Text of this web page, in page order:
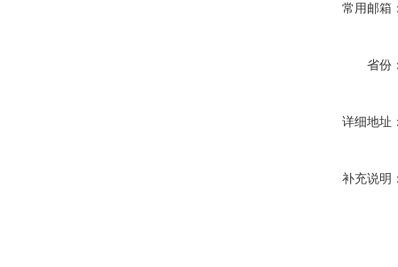
常用邮箱
省份
详细地址
补充说明